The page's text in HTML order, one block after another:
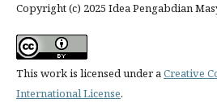
Copyright (c) 2025 Idea Pengabdian
This work is licensed under aCreative
International License.